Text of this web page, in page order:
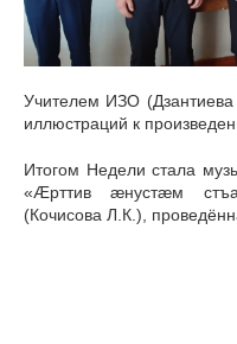
Учителем ИЗО (Дзантиева
иллюстраций к
Итогом Недели стала
«Æрттив æнустæм
(Кочисова Л.К.),